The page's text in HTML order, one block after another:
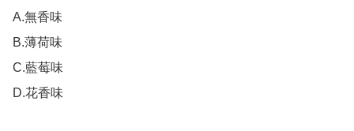
A.無香味
B.薄荷味
C.藍莓味
D.花香味